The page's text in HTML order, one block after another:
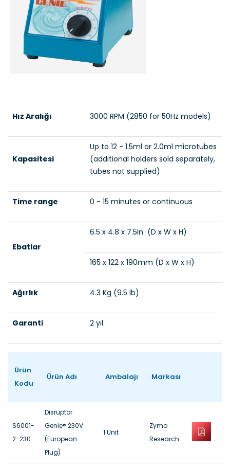
Hız Aralığı 3000 RPM (2850 for 50Hz models)
Kapasitesi
Up to 12 - 1.5ml or 2.0ml microtubes
(additional holders sold separately,
tubes not supplied)
Time range 0 - 15 minutes or continuous
Ebatlar
6.5 x 4.8 x 7.5in (D x W x H)
165 x 122 x 190mm (D x W x H)
Ağırlık 4.3 Kg (9.5 lb)
Garanti 2 yıl
Ürün
Kodu
Ürün Adı Ambalajı Markası
S6001-
2-230
Disruptor
Genie® 230V
(European
Plug)
1 Unit
Zymo
Research